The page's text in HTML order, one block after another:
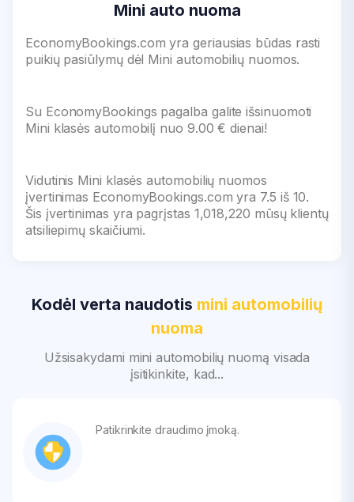
Mini auto nuoma
EconomyBookings.com yra geriausias būdas rasti
puikių pasiūlymų dėl Mini automobilių nuomos.
Su EconomyBookings pagalba galite išsinuomoti
Mini klasės automobilį nuo 9.00 € dienai!
Vidutinis Mini klasės automobilių nuomos
įvertinimas EconomyBookings.com yra 7.5 iš 10.
Šis įvertinimas yra pagrįstas 1,018,220 mūsų klientų
atsiliepimų skaičiumi.
Kodėl verta naudotis mini automobilių
nuoma
Užsisakydami mini automobilių nuomą visada
įsitikinkite, kad...
Patikrinkite draudimo įmoką.